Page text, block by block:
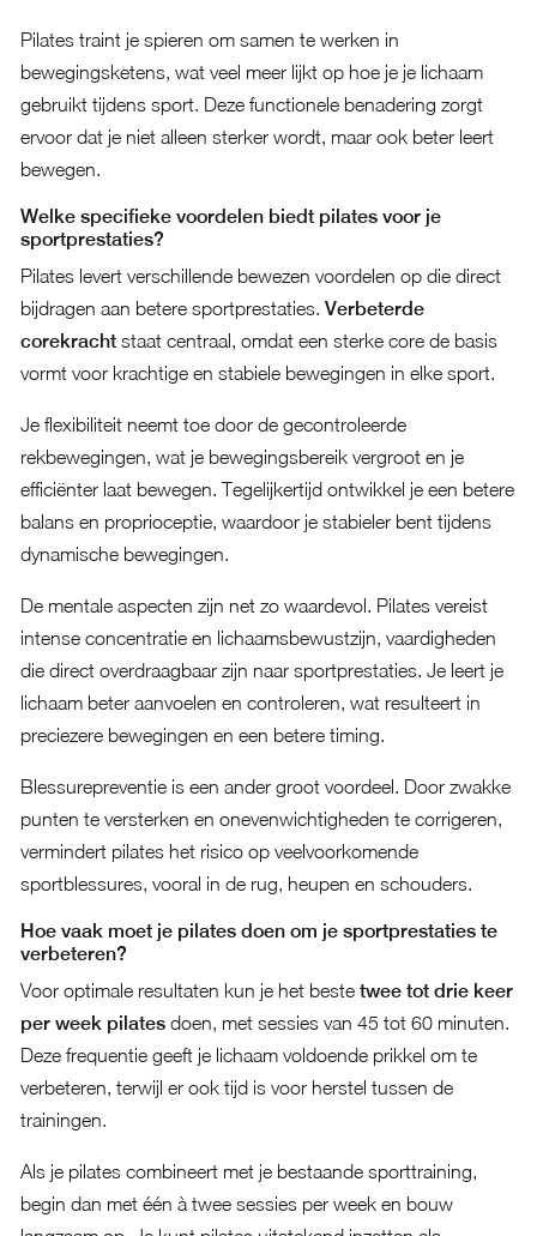
Pilates traint je spieren om samen te werken in
bewegingsketens, wat veel meer lijkt op hoe je je lichaam
gebruikt tijdens sport. Deze functionele benadering zorgt
ervoor dat je niet alleen sterker wordt, maar ook beter leert
bewegen.
Welke specifieke voordelen biedt pilates voor je
sportprestaties?
Pilates levert verschillende bewezen voordelen op die direct
bijdragen aan betere sportprestaties. Verbeterde
corekrachtstaat centraal, omdat een sterke core de basis
vormt voor krachtige en stabiele bewegingen in elke sport.
Je flexibiliteit neemt toe door de gecontroleerde
rekbewegingen, wat je bewegingsbereik vergroot en je
efficiënter laat bewegen. Tegelijkertijd ontwikkel je een betere
balans en proprioceptie, waardoor je stabieler bent tijdens
dynamische bewegingen.
De mentale aspecten zijn net zo waardevol. Pilates vereist
intense concentratie en lichaamsbewustzijn, vaardigheden
die direct overdraagbaar zijn naar sportprestaties. Je leert je
lichaam beter aanvoelen en controleren, wat resulteert in
preciezere bewegingen en een betere timing.
Blessurepreventie is een ander groot voordeel. Door zwakke
punten te versterken en onevenwichtigheden te corrigeren,
vermindert pilates het risico op veelvoorkomende
sportblessures, vooral in de rug, heupen en schouders.
Hoe vaak moet je pilates doen om je sportprestaties te
verbeteren?
Voor optimale resultaten kun je het beste twee tot drie keer
per week pilatesdoen, met sessies van 45 tot 60 minuten.
Deze frequentie geeft je lichaam voldoende prikkel om te
verbeteren, terwijl er ook tijd is voor herstel tussen de
trainingen.
Als je pilates combineert met je bestaande sporttraining,
begin dan met één à twee sessies per week en bouw